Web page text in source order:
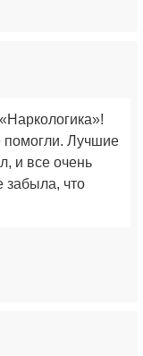
помогли. Лучшие
и все очень
забыла, что